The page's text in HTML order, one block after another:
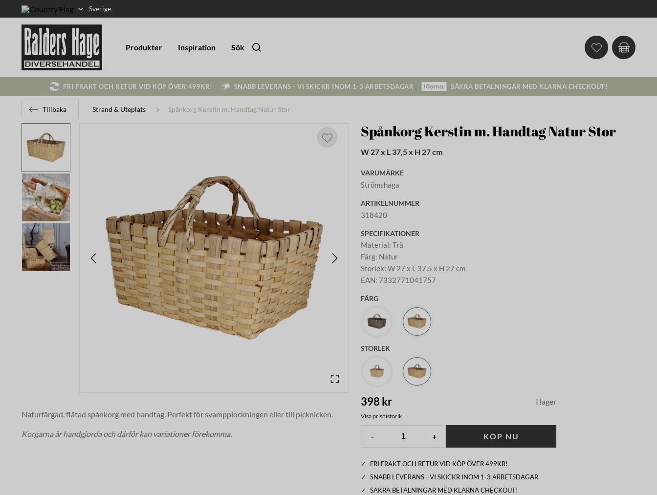
Sverige
Produkter Inspiration Sök
FRI FRAKT OCH RETUR VID KÖP ÖVER 499KR! SNABB LEVERANS - VI SKICKR INOM 1-3 ARBETSDAGAR SÄKRA BETALNINGAR MED KLARNA CHECKOUT!
Tillbaka Strand & Uteplats Spånkorg Kerstin m. Handtag Natur Stor
Naturfärgad, flätad spånkorg med handtag. Perfekt för svampplockningen eller till picknicken.
Korgarna är handgjorda och därför kan variationer förekomma.
Spånkorg Kerstin m. Handtag Natur Stor
W 27 x L 37,5 x H 27 cm
VARUMÄRKE
Strömshaga
ARTIKELNUMMER
318420
SPECIFIKATIONER
Material:Trä
Färg: Natur
Storlek:W 27 x L 37,5 x H 27 cm
EAN: 7332771041757
FÄRG
STORLEK
398 kr I lager
Visa prishistorik
- + KÖP NU
✓
FRI FRAKT OCH RETUR VID KÖP ÖVER 499KR!
✓
SNABB LEVERANS - VI SKICKR INOM 1-3 ARBETSDAGAR
✓
SÄKRA BETALNINGAR MED KLARNA CHECKOUT!